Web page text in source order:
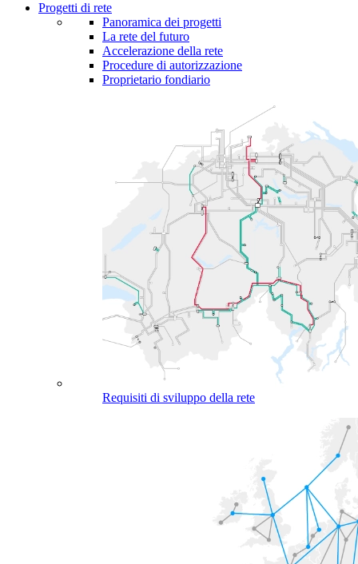
Progetti di rete
Panoramica dei progetti
La rete del futuro
Accelerazione della rete
Procedure di autorizzazione
Proprietario fondiario
Requisiti di sviluppo della rete